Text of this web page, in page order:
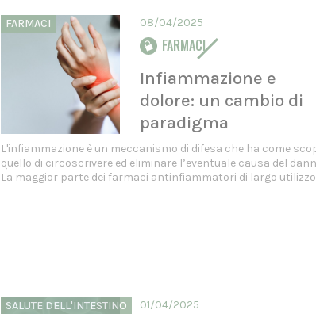
FARMACI 08/04/2025
FARMACI
Infiammazione e
dolore: un cambio di
paradigma
L'infiammazione è un meccanismo di difesa che ha come
quello di circoscrivere ed eliminare l’eventuale causa del
La maggior parte dei farmaci antinfiammatori di largo
SALUTE DELL'INTESTINO 01/04/2025